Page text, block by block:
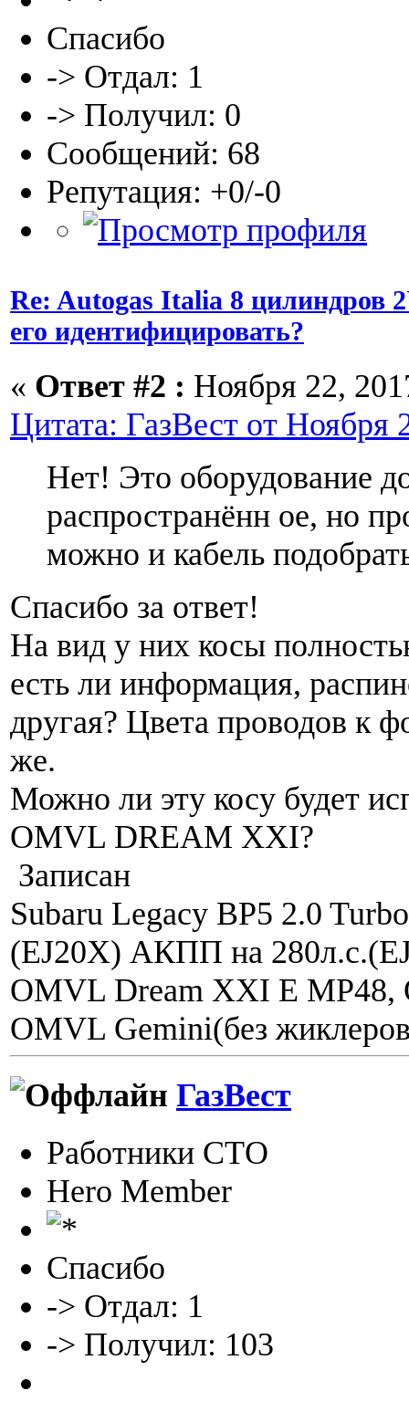
Спасибо
-> Отдал: 1
-> Получил: 0
Сообщений: 68
Репутация: +0/-0
Re: Autogas Italia 8 цилиндров
его идентифицировать?
« Ответ #2 : Ноября 22,
Цитата: ГазВест от Ноября
Нет! Это оборудование
распространённ ое, но
можно и кабель
Спасибо за ответ!
На вид у них косы
есть ли информация,
другая? Цвета проводов к
же.
Можно ли эту косу будет
OMVL DREAM XXI?
Записан
Subaru Legacy BP5 2.0
(EJ20X) АКПП на
OMVL Dream XXI E MP48,
OMVL Gemini(без
ГазВест
Работники СТО
Hero Member
Спасибо
-> Отдал: 1
-> Получил: 103